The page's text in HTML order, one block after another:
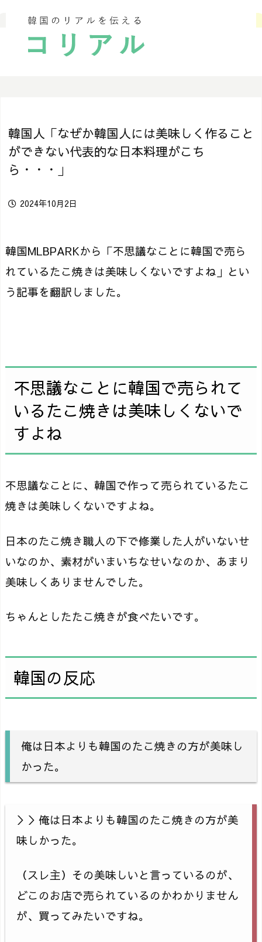
韓国人「なぜか韓国人には美味しく作ること
ができない代表的な日本料理がこち
ら・・・」
2024年10月2日
韓国MLBPARKから「不思議なことに韓国で売ら
れているたこ焼きは美味しくないですよね」とい
う記事を翻訳しました。
不思議なことに韓国で売られて
いるたこ焼きは美味しくないで
すよね
不思議なことに、韓国で作って売られているたこ
焼きは美味しくないですよね。
日本のたこ焼き職人の下で修業した人がいないせ
いなのか、素材がいまいちなせいなのか、あまり
美味しくありませんでした。
ちゃんとしたたこ焼きが食べたいです。
韓国の反応
俺は日本よりも韓国のたこ焼きの方が美味し
かった。
＞＞俺は日本よりも韓国のたこ焼きの方が美
味しかった。
（スレ主）その美味しいと言っているのが、
どこのお店で売られているのかわかりません
が、買ってみたいですね。